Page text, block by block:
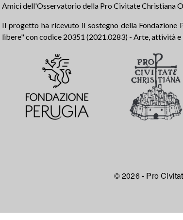
Amici dell'Osservatorio della Pro Civitate Christiana
Il progetto ha ricevuto il sostegno della Fondazione
libere" con codice 20351 (2021.0283) - Arte, attività
© 2026 - Pro